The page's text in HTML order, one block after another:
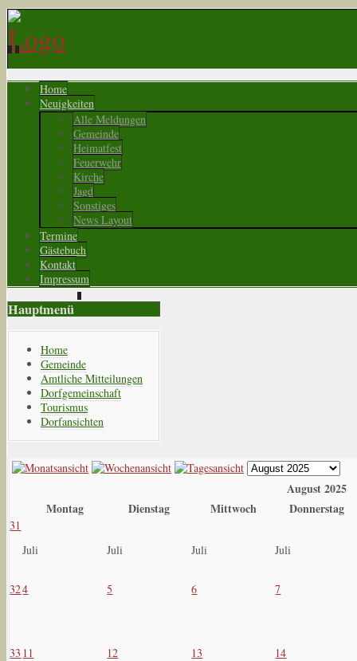
Home
Neuigkeiten
Alle Meldungen
Gemeinde
Heimatfest
Feuerwehr
Kirche
Jagd
Sonstiges
News Layout
Termine
Gästebuch
Kontakt
Impressum
Hauptmenü
Home
Gemeinde
Amtliche Mitteilungen
Dorfgemeinschaft
Tourismus
Dorfansichten
August 2025
Montag
Dienstag Mittwoch Donnerstag
31
Juli
Juli Juli Juli
324 5 6 7
33 11 12 13 14